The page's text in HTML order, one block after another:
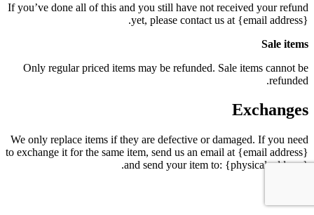
If you’ve done all of this and you still have not received your refund
yet, please contact us at {email address}.
Sale items
Only regular priced items may be refunded. Sale items cannot be
refunded.
Exchanges
We only replace items if they are defective or damaged. If you need
to exchange it for the same item, send us an email at {email address}
and send your item to: {physical address}.